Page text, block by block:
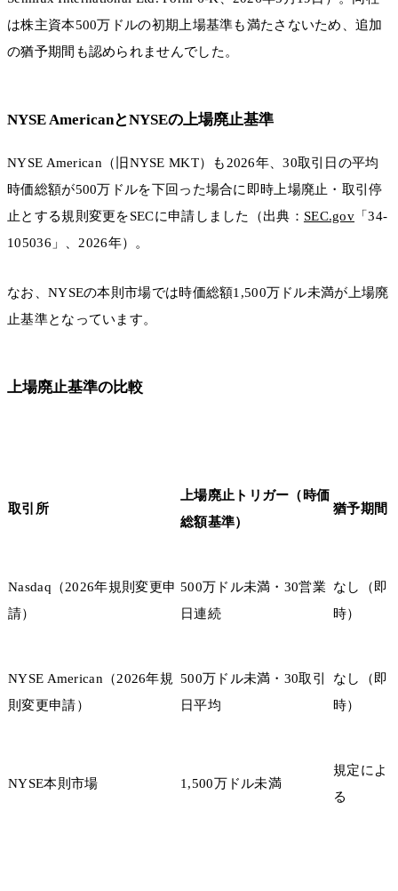
は株主資本500万ドルの初期上場基準も満たさないため、追加
の猶予期間も認められませんでした。
NYSE AmericanとNYSEの上場廃止基準
NYSE American（旧NYSE MKT）も2026年、30取引日の平均
時価総額が500万ドルを下回った場合に即時上場廃止・取引停
止とする規則変更をSECに申請しました（出典： SEC.gov 「34-
105036」、2026年）。
なお、NYSEの本則市場では時価総額1,500万ドル未満が上場廃
止基準となっています。
上場廃止基準の比較
取引所
上場廃止トリガー（時価
総額基準）
猶予期間
Nasdaq（2026年規則変更申
請）
500万ドル未満・30営業
日連続
なし（即
時）
NYSE American（2026年規
則変更申請）
500万ドル未満・30取引
日平均
なし（即
時）
NYSE本則市場 1,500万ドル未満
規定によ
る